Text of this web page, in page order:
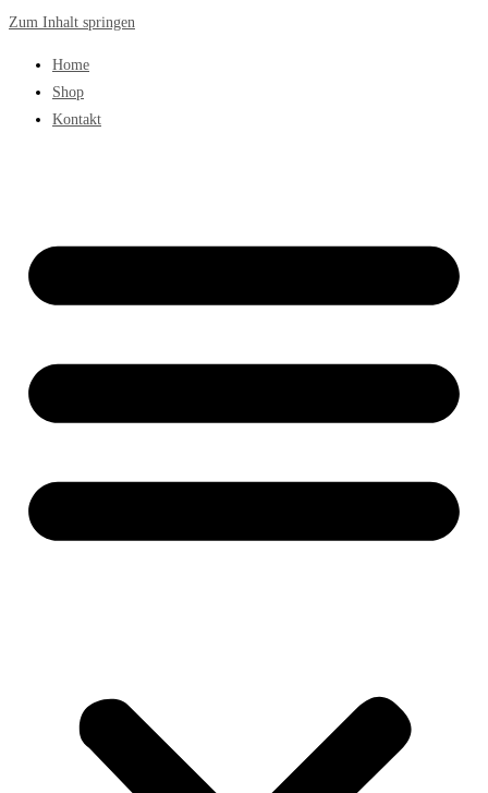
Zum Inhalt springen
Home
Shop
Kontakt